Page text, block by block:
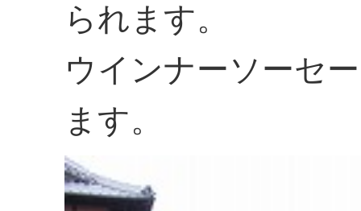
られます。
ウインナーソーセ
ます。